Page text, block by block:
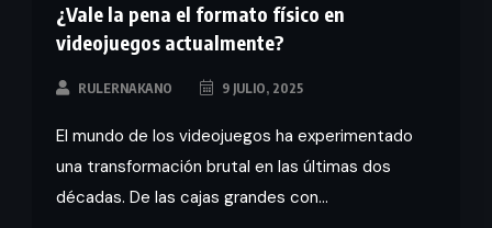
¿Vale la pena el formato físico en
videojuegos actualmente?
RULERNAKANO 9 JULIO, 2025
El mundo de los videojuegos ha experimentado
una transformación brutal en las últimas dos
décadas. De las cajas grandes con...